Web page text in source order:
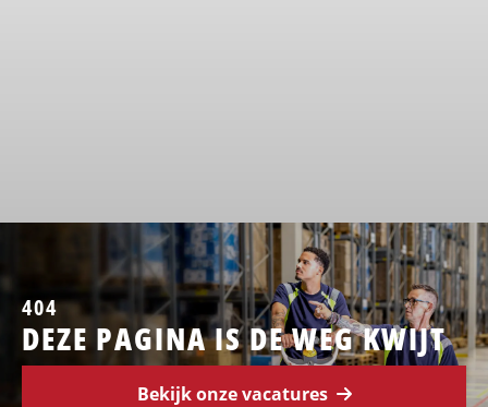
404
DEZE PAGINA IS DE WEG KWIJT
Bekijk onze vacatures